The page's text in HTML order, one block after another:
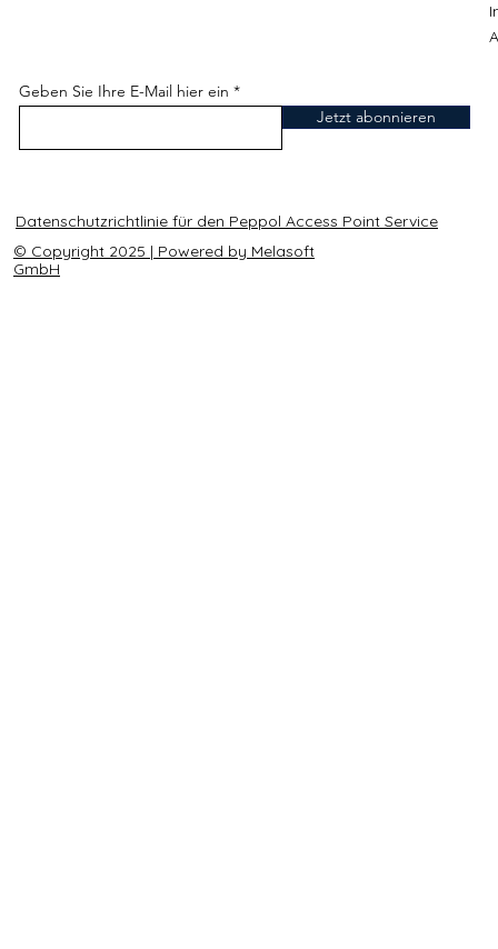
Geben Sie Ihre E-Mail hier ein
Jetzt abonnieren
Datenschutzrichtlinie für den Peppol Access Point Service
© Copyright 2025 | Powered by Melasoft
GmbH